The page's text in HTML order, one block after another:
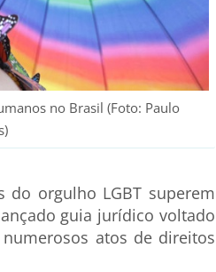
no Brasil (Foto: Paulo
orgulho LGBT superem
guia jurídico voltado
atos de direitos